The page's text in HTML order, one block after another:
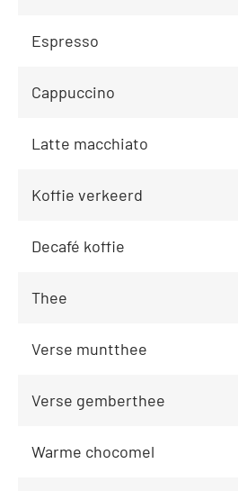
Espresso
Cappuccino
Latte macchiato
Koffie verkeerd
Decafé koffie
Thee
Verse muntthee
Verse gemberthee
Warme chocomel